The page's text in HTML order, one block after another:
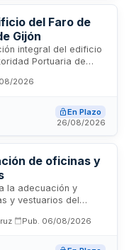
del Faro de
Gijón
integral del edificio
Portuaria de
El
la legislación de
por no superar el
será
2026
En Plazo
26/08/2026
de oficinas y
la adecuación y
y vestuarios del
la Ley de Contratos
Podrán optar
Pub. 06/08/2026